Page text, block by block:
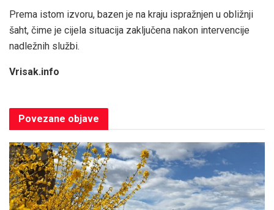
Prema istom izvoru, bazen je na kraju ispražnjen u obližnji
šaht, čime je cijela situacija zaključena nakon intervencije
nadležnih službi.
Vrisak.info
Povezane objave